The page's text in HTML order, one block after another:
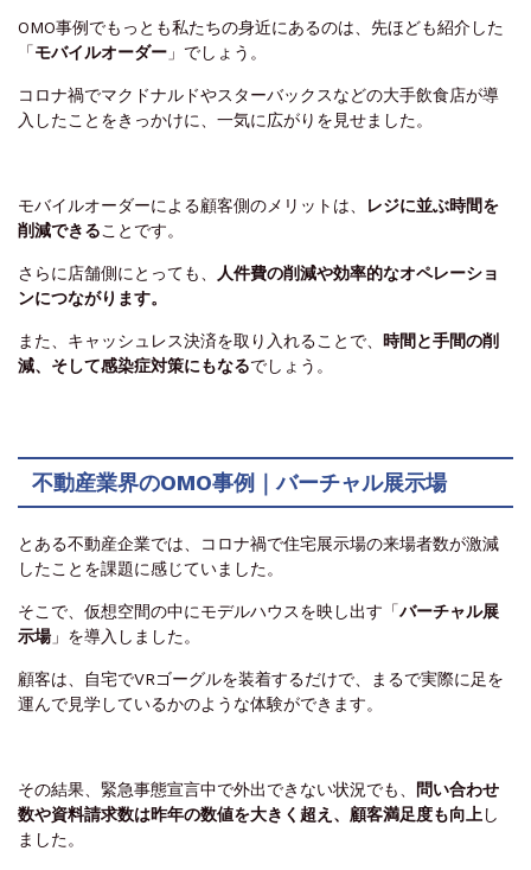
OMO事例でもっとも私たちの身近にあるのは、先ほども紹介した
「モバイルオーダー 」でしょう。
コロナ禍でマクドナルドやスターバックスなどの大手飲食店が導
入したことをきっかけに、一気に広がりを見せました。
モバイルオーダーによる顧客側のメリットは、
レジに並ぶ時間を
削減できることです。
さらに店舗側にとっても、
人件費の削減や効率的なオペレーショ
ンにつながります。
また、キャッシュレス決済を取り入れることで、 時間と手間の削
減、そして感染症対策にもなるでしょう。
不動産業界のOMO事例｜バーチャル展示場
とある不動産企業では、コロナ禍で住宅展示場の来場者数が激減
したことを課題に感じていました。
そこで、仮想空間の中にモデルハウスを映し出す「バーチャル展
示場」を導入しました。
顧客は、自宅でVRゴーグルを装着するだけで、まるで実際に足を
運んで見学しているかのような体験ができます。
その結果、緊急事態宣言中で外出できない状況でも、 問い合わせ
数や資料請求数は昨年の数値を大きく超え、顧客満足度も向上 し
ました。